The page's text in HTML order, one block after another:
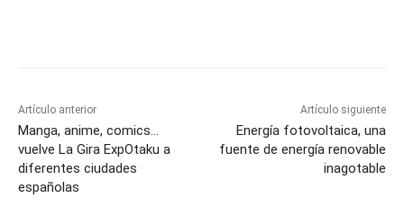
Artículo anterior
Manga, anime, comics…
vuelve La Gira ExpOtaku a
diferentes ciudades
españolas
Artículo siguiente
Energía fotovoltaica, una
fuente de energía renovable
inagotable